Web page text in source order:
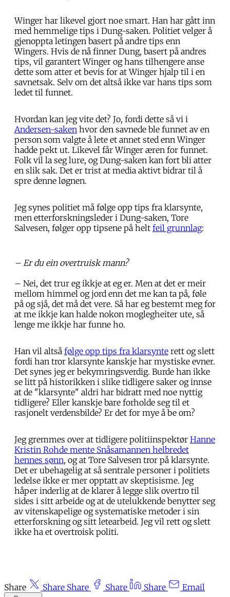
Winger har likevel gjort noe smart. Han har gått inn
med hemmelige tips i Dung-saken. Politiet velger å
gjenoppta letingen basert på andre tips enn
Wingers. Hvis de nå finner Dung, basert på andres
tips, vil garantert Winger og hans tilhengere anse
dette som atter et bevis for at Winger hjalp til i en
savnetsak. Selv om det altså ikke var hans tips som
ledet til funnet.
Hvordan kan jeg vite det? Jo, fordi dette så vi i
Andersen-saken hvor den savnede ble funnet av en
person som valgte å lete et annet sted enn Winger
hadde pekt ut. Likevel får Winger æren for funnet.
Folk vil la seg lure, og Dung-saken kan fort bli atter
en slik sak. Det er trist at media aktivt bidrar til å
spre denne løgnen.
Jeg synes politiet må følge opp tips fra klarsynte,
men etterforskningsleder i Dung-saken, Tore
Salvesen, følger opp tipsene på helt feil grunnlag:
– Er du ein overtruisk mann?
– Nei, det trur eg ikkje at eg er. Men at det er meir
mellom himmel og jord enn det me kan ta på, føle
på og sjå, det må det vere. Så har eg bestemt meg for
at me ikkje kan halde nokon moglegheiter ute, så
lenge me ikkje har funne ho.
Han vil altså følge opp tips fra klarsynte rett og slett
fordi han tror klarsynte kanskje har mystiske evner.
Det synes jeg er bekymringsverdig. Burde han ikke
se litt på historikken i slike tidligere saker og innse
at de "klarsynte" aldri har bidratt med noe nyttig
tidligere? Eller kanskje bare forholde seg til et
rasjonelt verdensbilde? Er det for mye å be om?
Jeg gremmes over at tidligere politiinspektør Hanne
Kristin Rohde mente Snåsamannen helbredet
hennes sønn, og at Tore Salvesen tror på klarsynte.
Det er ubehagelig at så sentrale personer i politiets
ledelse ikke er mer opptatt av skeptisisme. Jeg
håper inderlig at de klarer å legge slik overtro til
sides i sitt arbeide og at de utelukkende benytter seg
av vitenskapelige og systematiske metoder i sin
etterforskning og sitt letearbeid. Jeg vil rett og slett
ikke ha et overtroisk politi.
Share Share Share Share Share Email